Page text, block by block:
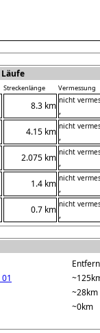
Streckenlänge Vermessung
8.3 km nicht
,
4.15 km nicht
,
2.075 km nicht
,
1.4 km nicht
,
0.7 km nicht
,
~28km
~0km